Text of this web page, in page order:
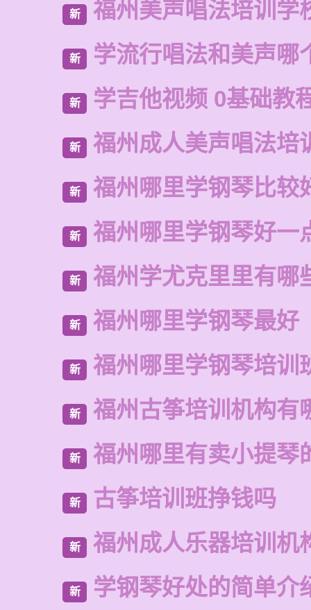
新 福州美声唱法培训学
新 学流行唱法和美声哪
新 学吉他视频 0基础教
新 福州成人美声唱法培
新 福州哪里学钢琴比较
新 福州哪里学钢琴好一
新 福州学尤克里里有哪
新 福州哪里学钢琴最好
新 福州哪里学钢琴培训
新 福州古筝培训机构有
新 福州哪里有卖小提琴
新 古筝培训班挣钱吗
新 福州成人乐器培训机
新 学钢琴好处的简单介